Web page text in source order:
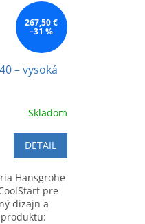
267,50 €
–31 %
– vysoká
Skladom
DETAIL
Hansgrohe
pre
dizajn a